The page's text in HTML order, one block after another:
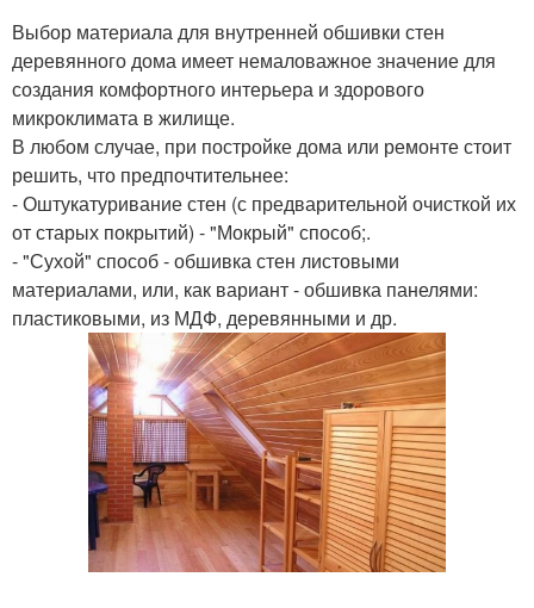
Выбор материала для внутренней обшивки стен
деревянного дома имеет немаловажное значение для
создания комфортного интерьера и здорового
микроклимата в жилище.
В любом случае, при постройке дома или ремонте стоит
решить, что предпочтительнее:
- Оштукатуривание стен (с предварительной очисткой их
от старых покрытий) - "Мокрый" способ;.
- "Сухой" способ - обшивка стен листовыми
материалами, или, как вариант - обшивка панелями:
пластиковыми, из МДФ, деревянными и др.